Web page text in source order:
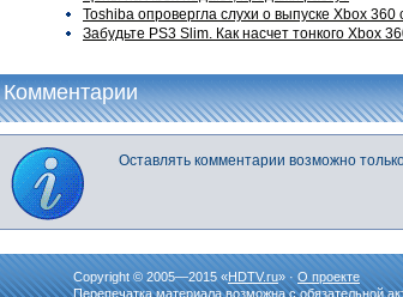
Toshiba опровергла слухи о выпуске Xbox
Забудьте PS3 Slim. Как насчет тонкого Xbox
Комментарии
Оставлять комментарии возможно
Copyright © 2005—2015 «HDTV.ru» · О проекте
Перепечатка материала возможна с обязательной